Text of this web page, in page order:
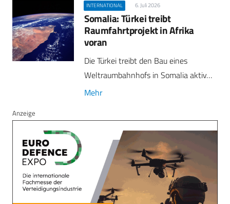
INTERNATIONAL 6. Juli 2026
Somalia: Türkei treibt
Raumfahrtprojekt in Afrika
voran
Die Türkei treibt den Bau eines
Weltraumbahnhofs in Somalia aktiv…
Mehr
Anzeige